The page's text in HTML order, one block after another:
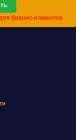
бизнес-клиентов